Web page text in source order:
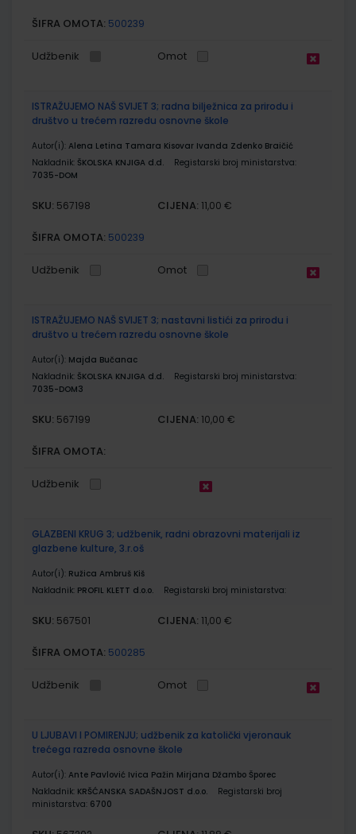
ŠIFRA OMOTA: 500239
Udžbenik Omot
ISTRAŽUJEMO NAŠ SVIJET 3; radna bilježnica za prirodu i
društvo u trećem razredu osnovne škole
Autor(i): Alena Letina Tamara Kisovar Ivanda Zdenko Braičić
Nakladnik: ŠKOLSKA KNJIGA d.d.
Registarski broj ministarstva:
7035-DOM
SKU: 567198 CIJENA: 11,00 €
ŠIFRA OMOTA: 500239
Udžbenik Omot
ISTRAŽUJEMO NAŠ SVIJET 3; nastavni listići za prirodu i
društvo u trećem razredu osnovne škole
Autor(i): Majda Bučanac
Nakladnik: ŠKOLSKA KNJIGA d.d.
Registarski broj ministarstva:
7035-DOM3
SKU: 567199 CIJENA: 10,00 €
ŠIFRA OMOTA:
Udžbenik
GLAZBENI KRUG 3; udžbenik, radni obrazovni materijali iz
glazbene kulture, 3.r.oš
Autor(i): Ružica Ambruš Kiš
Nakladnik: PROFIL KLETT d.o.o. Registarski broj ministarstva:
SKU: 567501 CIJENA: 11,00 €
ŠIFRA OMOTA: 500285
Udžbenik Omot
U LJUBAVI I POMIRENJU; udžbenik za katolički vjeronauk
trećega razreda osnovne škole
Autor(i): Ante Pavlović Ivica Pažin Mirjana Džambo Šporec
Nakladnik: KRŠĆANSKA SADAŠNJOST d.o.o.
Registarski broj
ministarstva: 6700